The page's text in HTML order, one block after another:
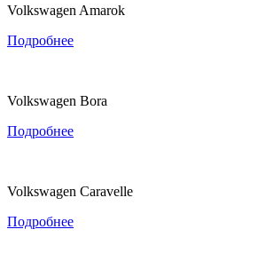
Volkswagen Amarok
Подробнее
Volkswagen Bora
Подробнее
Volkswagen Caravelle
Подробнее